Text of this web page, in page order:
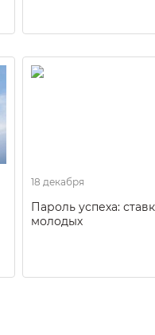
18 декабря
Пароль успеха:
молодых